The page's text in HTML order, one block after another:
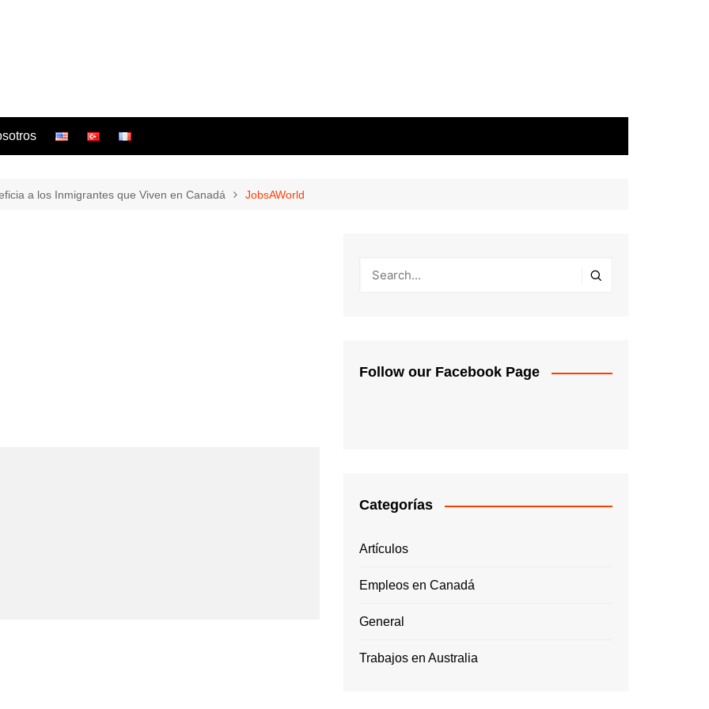
a los Inmigrantes que Viven en Canadá JobsAWorld
Follow our Facebook Page
Categorías
Artículos
Empleos en Canadá
General
Trabajos en Australia